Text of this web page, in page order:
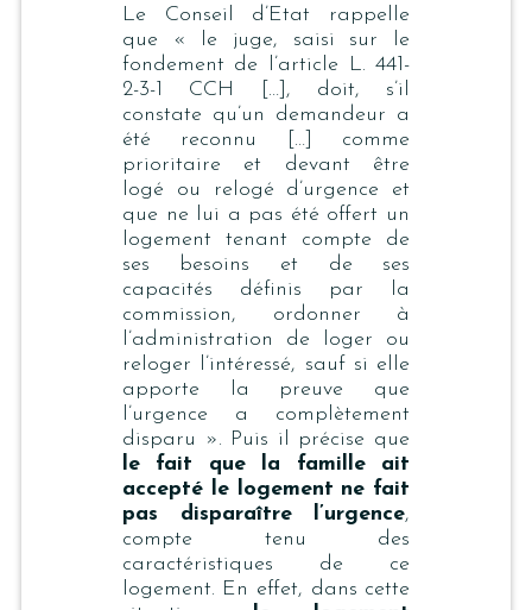
Le Conseil d’Etat rappelle
que « le juge, saisi sur le
fondement de l’article L. 441-
2-3-1 CCH […], doit, s’il
constate qu’un demandeur a
été reconnu […] comme
prioritaire et devant être
logé ou relogé d’urgence et
que ne lui a pas été offert un
logement tenant compte de
ses besoins et de ses
capacités
définis par la
commission, ordonner à
l’administration de loger ou
reloger l’intéressé, sauf si elle
apporte la preuve que
l’urgence a complètement
disparu ». Puis il précise que
le fait que la famille ait
accepté le logement ne fait
pas disparaître l’urgence,
compte tenu des
caractéristiques de ce
logement. En effet, dans cette